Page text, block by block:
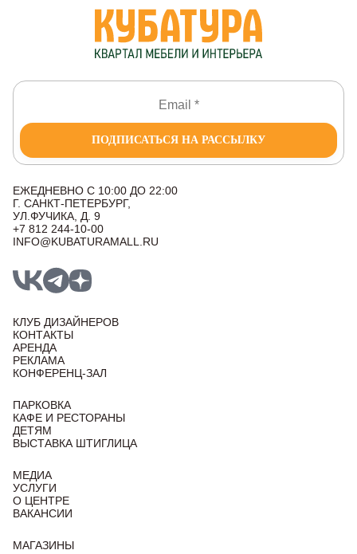
ПОДПИСАТЬСЯ НА РАССЫЛКУ
ЕЖЕДНЕВНО С 10:00 ДО 22:00
Г. САНКТ-ПЕТЕРБУРГ,
УЛ.ФУЧИКА, Д. 9
+7 812 244-10-00
INFO@KUBATURAMALL.RU
КЛУБ ДИЗАЙНЕРОВ
КОНТАКТЫ
АРЕНДА
РЕКЛАМА
КОНФЕРЕНЦ-ЗАЛ
ПАРКОВКА
КАФЕ И РЕСТОРАНЫ
ДЕТЯМ
ВЫСТАВКА ШТИГЛИЦА
МЕДИА
УСЛУГИ
О ЦЕНТРЕ
ВАКАНСИИ
МАГАЗИНЫ